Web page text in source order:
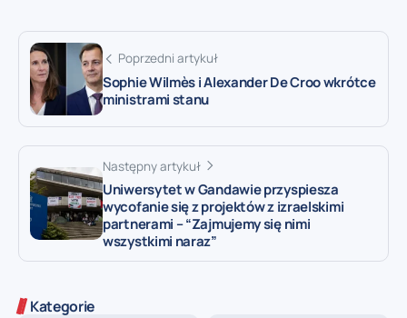
Poprzedni artykuł
Sophie Wilmès i Alexander De Croo wkrótce
ministrami stanu
Następny artykuł
Uniwersytet w Gandawie przyspiesza
wycofanie się z projektów z izraelskimi
partnerami – “Zajmujemy się nimi
wszystkimi naraz”
Kategorie